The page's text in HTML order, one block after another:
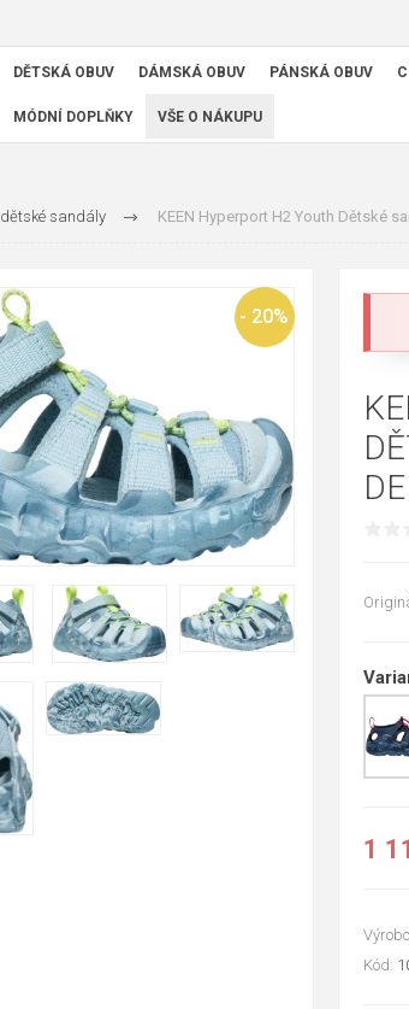
DĚTSKÁ OBUV DÁMSKÁ OBUV PÁNSKÁ OBUV
MÓDNÍ DOPLŇKY VŠE O NÁKUPU
dětské sandály KEEN Hyperport H2 Youth Dětské
- 20%
1
Kód: